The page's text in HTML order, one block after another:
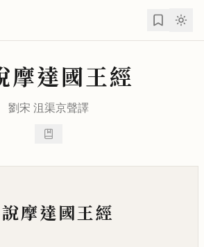
摩達國王經
劉宋 沮渠京聲譯
摩達國王經